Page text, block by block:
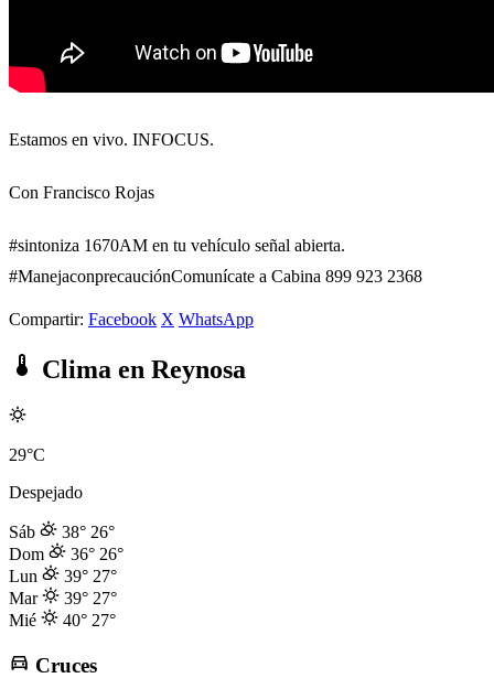
Estamos en vivo. INFOCUS.
Con Francisco Rojas
#sintoniza 1670AM en tu vehículo señal abierta.
#ManejaconprecauciónComunícate a Cabina 899 923 2368
Compartir: Facebook X WhatsApp
Clima en Reynosa
29°C
Despejado
Sáb 38° 26°
Dom
36° 26°
Lun
39° 27°
Mar
39° 27°
Mié
40° 27°
Cruces